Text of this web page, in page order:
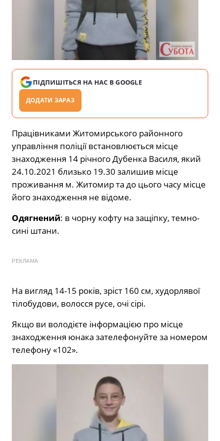
ПІДПИШІТЬСЯ НА НАС В GOOGLE
ДОДАТИ ЗАРАЗ
Працівниками Житомирського районного
управління поліції встановлюється місце
знаходження 14 річного Дубенка Василя, який
24.10.2021 близько 19.30 залишив місце
проживання м. Житомир та до цього часу місце
його знаходження не відоме.
Одягнений: в чорну кофту на защіпку, темно-
сині штани.
РЕКЛАМА
На вигляд 14-15 років, зріст 160 см, худорлявої
тілобудови, волосся русе, очі сірі.
Якщо ви володієте інформацією про місце
знаходження юнака зателефонуйте за номером
телефону «102».